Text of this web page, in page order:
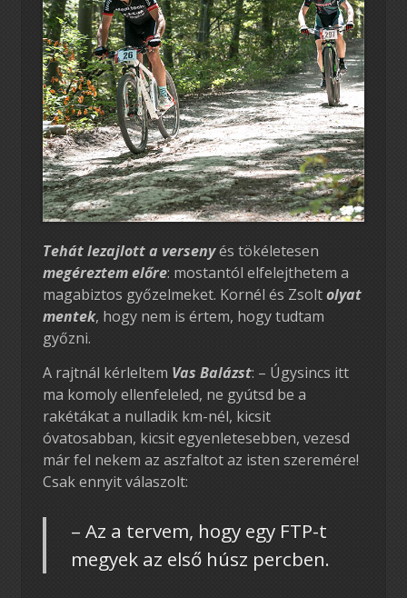
Tehát lezajlott a versenyés tökéletesen
megéreztem előre: mostantól elfelejthetem a
magabiztos győzelmeket. Kornél és Zsoltolyat
mentek, hogy nem is értem, hogy tudtam
győzni.
A rajtnál kérleltem Vas Balázst: – Úgysincs itt
ma komoly ellenfeleled, ne gyútsd be a
rakétákat a nulladik km-nél, kicsit
óvatosabban, kicsit egyenletesebben, vezesd
már fel nekem az aszfaltot az isten szeremére!
Csak ennyit válaszolt:
– Az a tervem, hogy egy FTP-t
megyek az első húsz percben.